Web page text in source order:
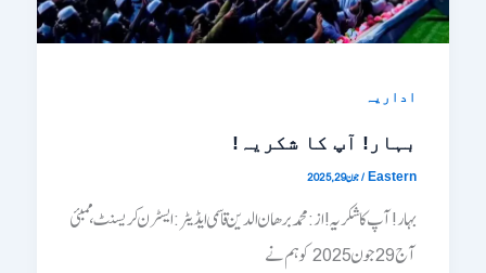
اداریہ
بہار! آپ کا شکریہ!
Eastern
/جون 29, 2025
بہار! آپ کا شکریہ! از: محمد برھان الدین قاسمی ایڈیٹر: ایسٹرن کریسنٹ، ممبئی
آج 29 جون 2025 کو ہم نے